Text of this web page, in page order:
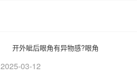
开外眦后眼角有异物感?眼角
2025-03-12